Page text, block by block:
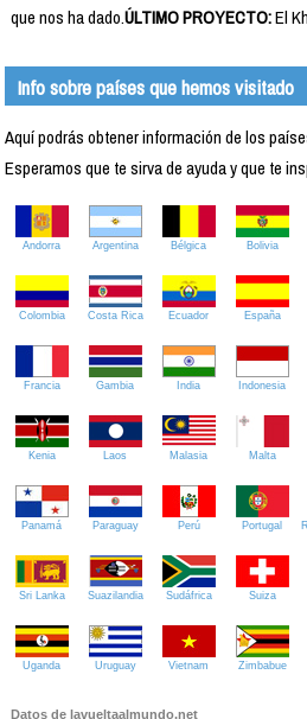
que nos ha dado.ÚLTIMO PROYECTO:El
Info sobre países que hemos visitado
Aquí podrás obtener información de los
Esperamos que te sirva de ayuda y que te
Andorra Argentina Bélgica Bolivia
Colombia Costa Rica Ecuador España
Francia Gambia India Indonesia
Kenia Laos Malasia Malta
Panamá Paraguay Perú Portugal
Sri Lanka Suazilandia Sudáfrica Suiza
Uganda Uruguay Vietnam Zimbabue
Datos de lavueltaalmundo.net